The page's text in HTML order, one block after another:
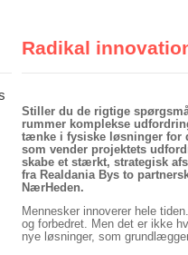
Radikal
Stiller du de rigtige
rummer komplekse
tænke i fysiske løsninger for
som vender projektets
skabe et stærkt, strategisk
fra Realdania Bys to
NærHeden.
Mennesker innoverer hele
og forbedret. Men det er ikke
nye løsninger, som